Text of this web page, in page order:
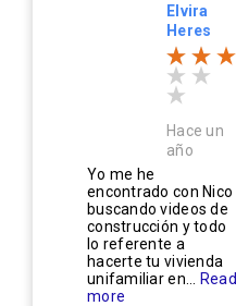
Elvira
Heres
Hace un
año
Yo me he
encontrado con Nico
buscando videos de
construcción y todo
lo referente a
hacerte tu vivienda
unifamiliar en...
Read
more